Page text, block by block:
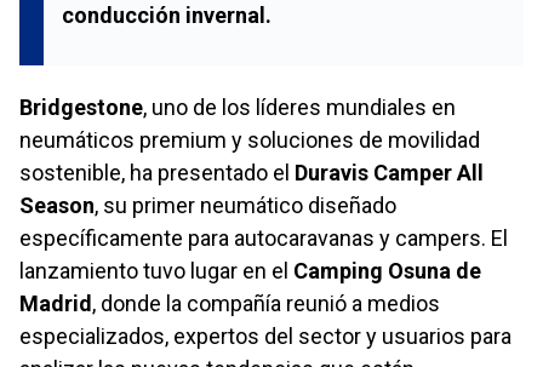
conducción invernal.
Bridgestone, uno de los líderes mundiales en
neumáticos premium y soluciones de movilidad
sostenible, ha presentado el Duravis Camper All
Season, su primer neumático diseñado
específicamente para autocaravanas y campers. El
lanzamiento tuvo lugar en el Camping Osuna de
Madrid, donde la compañía reunió a medios
especializados, expertos del sector y usuarios para